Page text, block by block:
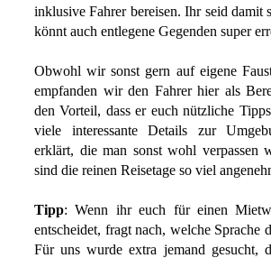
inklusive Fahrer bereisen. Ihr seid damit
könnt auch entlegene Gegenden super
Obwohl wir sonst gern auf eigene
empfanden wir den Fahrer hier als
den Vorteil, dass er euch nützliche
viele interessante Details zur
erklärt, die man sonst wohl verpassen
sind die reinen Reisetage so viel
Tipp: Wenn ihr euch für einen
entscheidet, fragt nach, welche Sprache
Für uns wurde extra jemand gesucht,